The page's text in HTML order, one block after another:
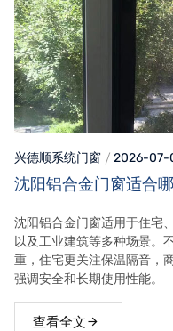
兴德顺系统门窗 2026-07-
沈阳铝合金门窗适合
沈阳铝合金门窗适用于住宅
以及工业建筑等多种场景。
重，住宅更关注保温隔音，
强调安全和长期使用性能。
查看全文